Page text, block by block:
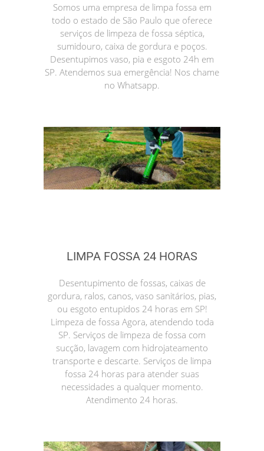
Somos uma empresa de limpa fossa em
todo o estado de São Paulo que oferece
serviços de limpeza de fossa séptica,
sumidouro, caixa de gordura e poços.
Desentupimos vaso, pia e esgoto 24h em
SP. Atendemos sua emergência! Nos chame
no Whatsapp.
LIMPA FOSSA 24 HORAS
Desentupimento de fossas, caixas de
gordura, ralos, canos, vaso sanitários, pias,
ou esgoto entupidos 24 horas em SP!
Limpeza de fossa Agora, atendendo toda
SP. Serviços de limpeza de fossa com
sucção, lavagem com hidrojateamento
transporte e descarte. Serviços de limpa
fossa 24 horas para atender suas
necessidades a qualquer momento.
Atendimento 24 horas.